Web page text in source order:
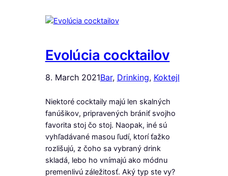
Evolúcia cocktailov
8. March 2021Bar, Drinking, Koktejl
Niektoré cocktaily majú len skalných
fanúšikov, pripravených brániť svojho
favorita stoj čo stoj. Naopak, iné sú
vyhľadávané masou ľudí, ktorí ťažko
rozlišujú, z čoho sa vybraný drink
skladá, lebo ho vnímajú ako módnu
premenlivú záležitosť. Aký typ ste vy?